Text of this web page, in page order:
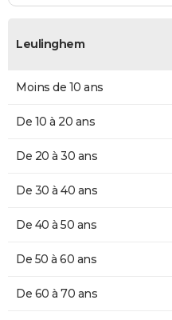
Leulinghem
Moins de 10 ans
De 10 à 20 ans
De 20 à 30 ans
De 30 à 40 ans
De 40 à 50 ans
De 50 à 60 ans
De 60 à 70 ans